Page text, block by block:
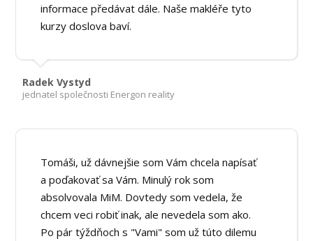
informace předávat dále. Naše makléře tyto
kurzy doslova baví.
Radek Vystyd
jednatel společnosti Energon reality
Tomáši, už dávnejšie som Vám chcela napísať
a poďakovať sa Vám. Minulý rok som
absolvovala MiM. Dovtedy som vedela, že
chcem veci robiť inak, ale nevedela som ako.
Po pár týždňoch s "Vami" som už túto dilemu